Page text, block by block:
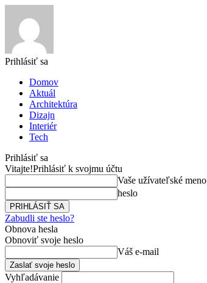
Prihlásiť sa
Domov
Aktuál
Architektúra
Dizajn
Interiér
Tech
Prihlásiť sa
Vitajte!Prihlásiť k svojmu účtu
Vaše užívateľské meno
heslo
Zabudli ste heslo?
Obnova hesla
Obnoviť svoje heslo
Váš e-mail
Vyhľadávanie